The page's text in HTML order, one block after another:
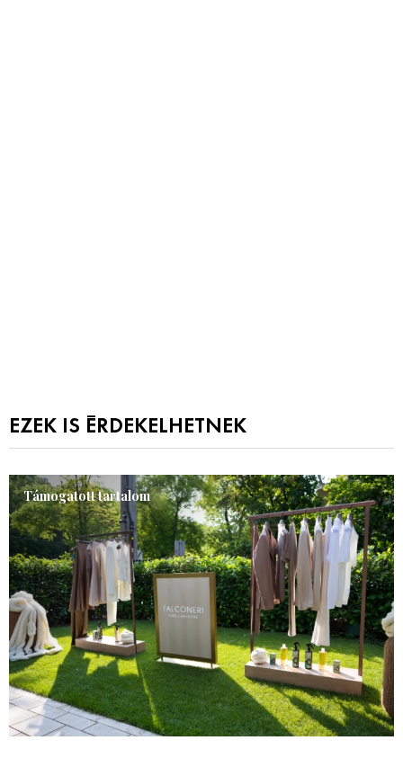
EZEK IS ÉRDEKELHETNEK
Támogatott tartalom